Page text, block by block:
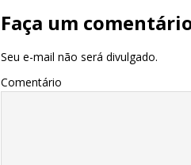
Faça um
Seu e-mail não será divulgado.
Comentário